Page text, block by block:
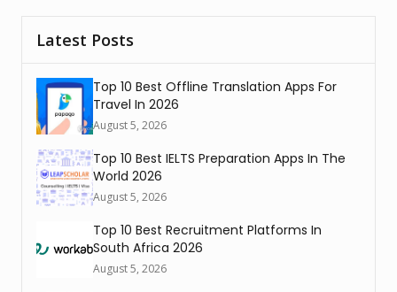
Latest Posts
Top 10 Best Offline Translation Apps For
Travel In 2026
August 5, 2026
Top 10 Best IELTS Preparation Apps In The
World 2026
August 5, 2026
Top 10 Best Recruitment Platforms In
South Africa 2026
August 5, 2026